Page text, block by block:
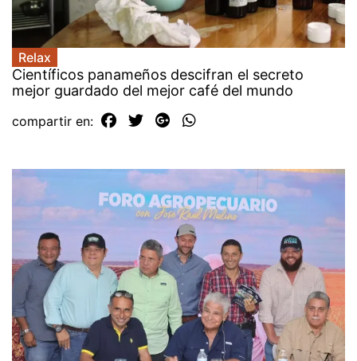
Relax
Científicos panameños descifran el secreto
mejor guardado del mejor café del mundo
compartir en: